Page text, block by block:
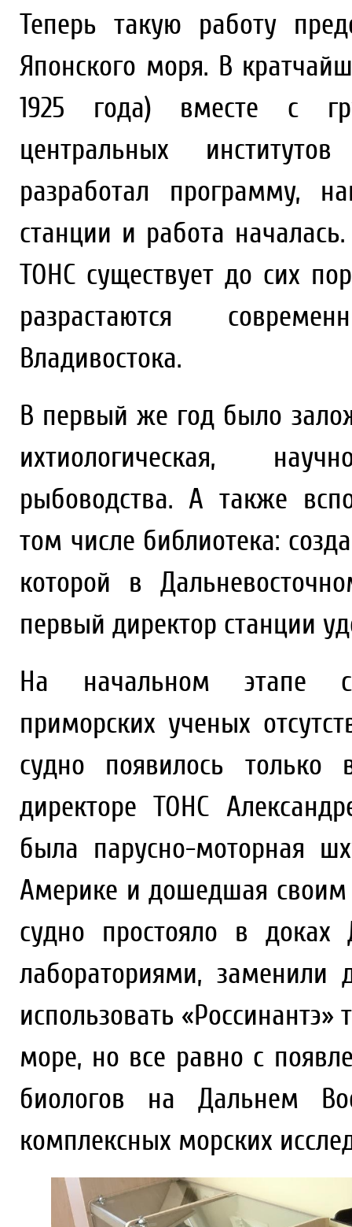
Теперь такую работу
Японского моря. В
1925 года) вместе с
центральных
разработал программу,
станции и работа
ТОНС существует до сих
разрастаются
Владивостока.
В первый же год было
ихтиологическая,
рыбоводства. А также
том числе библиотека:
которой в
первый директор станции
На начальном этапе
приморских ученых
судно появилось
директоре ТОНС
была парусно-моторная
Америке и дошедшая своим
судно простояло в доках
лабораториями, заменили
использовать
море, но все равно с
биологов на Дальнем
комплексных морских